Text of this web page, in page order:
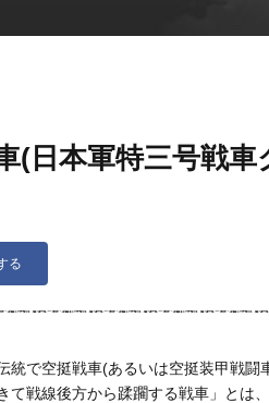
(日本軍特三号戦
る
統で空挺戦車(あるいは空挺装甲戦闘
て戦線後方から蹂躙する戦車」とは